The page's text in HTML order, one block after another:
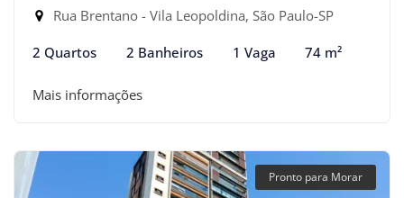
Rua Brentano - Vila Leopoldina, São Paulo-SP
2 Quartos 2 Banheiros 1 Vaga 74 m²
Mais informações
Pronto para Morar